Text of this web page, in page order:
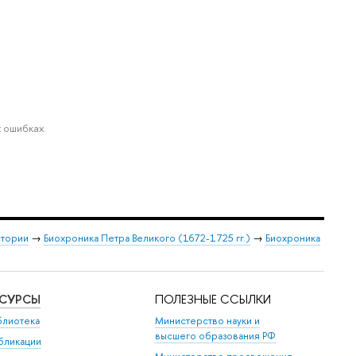
→ Биохроника Петра Великого (1672-1725 гг.) → Биохроника
ПОЛЕЗНЫЕ ССЫЛКИ
Министерство науки и
высшего образования РФ